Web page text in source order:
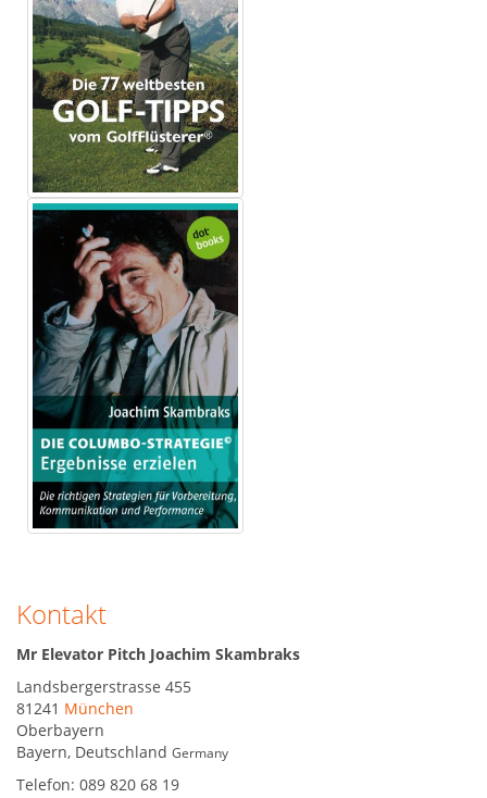
Kontakt
Mr Elevator Pitch Joachim Skambraks
Landsbergerstrasse 455
81241 München
Oberbayern
Bayern, Deutschland Germany
Telefon: 089 820 68 19